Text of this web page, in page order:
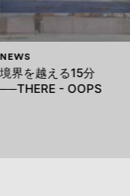
NEWS
境界を越える15分
──THERE - OOPS